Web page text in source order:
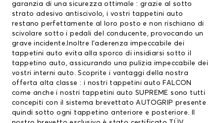
garanzia di una sicurezza ottimale : grazie al sotto
strato adesivo antiscivolo, i vostri tappetini auto
restano perfettamente al loro posto e non rischiano di
scivolare sotto i pedali del conducente, provocando un
grave incidente.Inoltre l’aderenza impeccabile dei
tappetini auto evita alla sporco di insidiarsi sotto il
tappetino auto, assicurando una pulizia impeccabile dei
vostri interni auto. Scoprite i vantaggi della nostra
offerta alta classe : i nostri tappetini auto FALCON
come anche i nostri tappetini auto SUPREME sono tutti
concepiti con il sistema brevettato AUTOGRIP presente
quindi sotto ogni tappetino anteriore e posteriore. Il